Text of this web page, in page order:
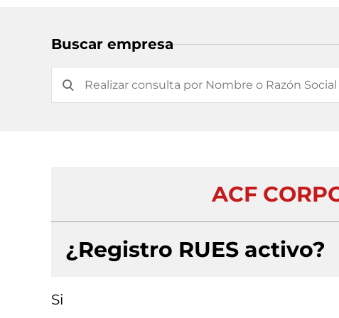
Buscar empresa
ACF
¿Registro RUES activo?
Si